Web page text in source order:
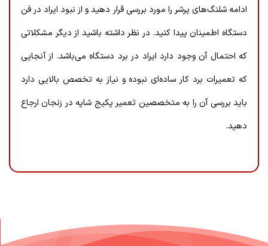
ادامه شلنگ‌های پرشر را مورد بررسی قرار دهید و از نبود ایراد در فن
دستگاه اطمینان پیدا کنید. در نظر داشته باشید از دیگر مشکلاتی
که احتمال آن وجود دارد ایراد در برد دستگاه می‌باشد. از آنجایی
که تعمیرات برد کار ساده‌ای نبوده و نیاز به تخصص بالایی دارد
باید بررسی آن را به متخصصین تعمیر پکیج شاپه در زنجان ارجاع
دهید.